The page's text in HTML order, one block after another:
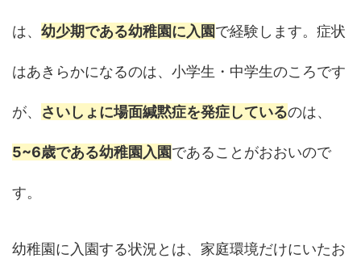
は、 幼少期である幼稚園に入園で経験します。症状
はあきらかになるのは、小学生・中学生のころです
が、 さいしょに場面緘黙症を発症しているのは、
5~6歳である幼稚園入園であることがおおいので
す。
幼稚園に入園する状況とは、家庭環境だけにいたお